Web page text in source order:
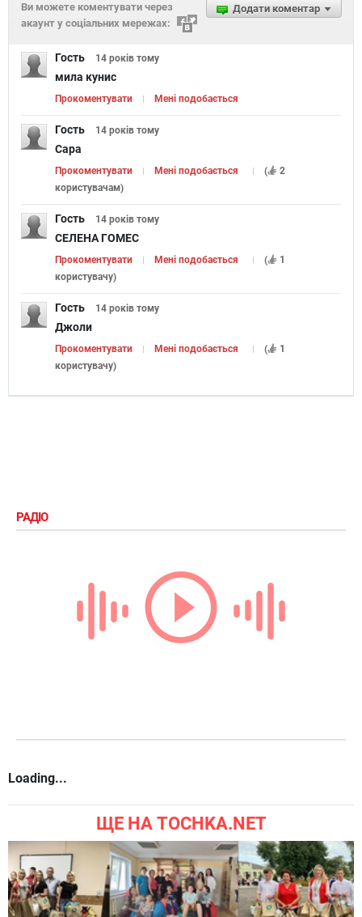
Додати коментар
Ви можете коментувати через
акаунт у соціальних мережах:
Гость 14 років тому
мила кунис
Прокоментувати Мені подобається
Гость 14 років тому
Сара
Прокоментувати Мені подобається (
2
користувачам)
Гость 14 років тому
СЕЛЕНА ГОМЕС
Прокоментувати Мені подобається (
1
користувачу)
Гость 14 років тому
Джоли
Прокоментувати Мені подобається (
1
користувачу)
РАДІО
Loading...
ЩЕ НА TOCHKA.NET